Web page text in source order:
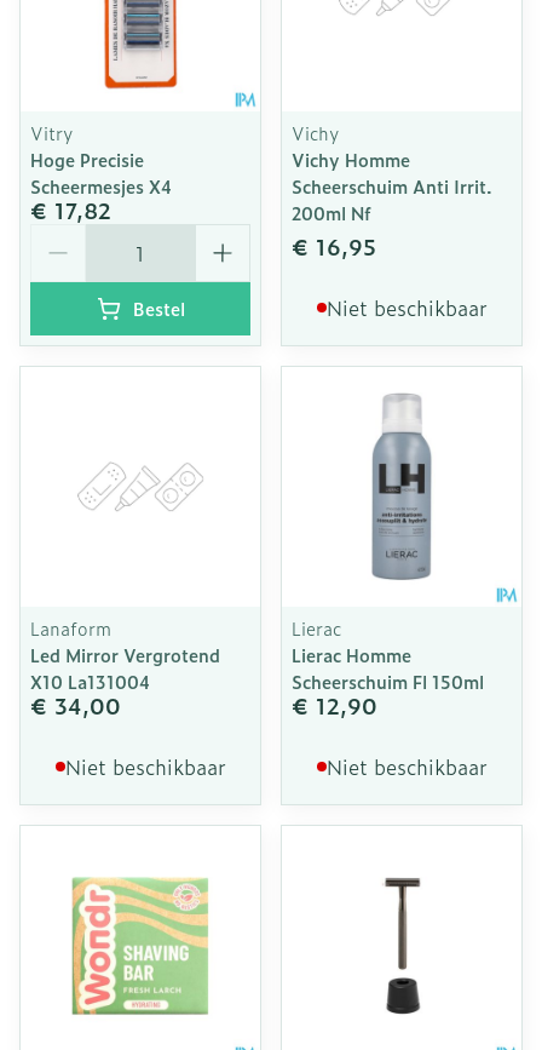
Vitry
Hoge Precisie
Scheermesjes X4
€ 17,82
Bestel
Vichy
Vichy Homme
Scheerschuim Anti Irrit.
200ml Nf
€ 16,95
Niet beschikbaar
Lanaform
Led Mirror Vergrotend
X10 La131004
€ 34,00
Niet beschikbaar
Lierac
Lierac Homme
Scheerschuim Fl 150ml
€ 12,90
Niet beschikbaar